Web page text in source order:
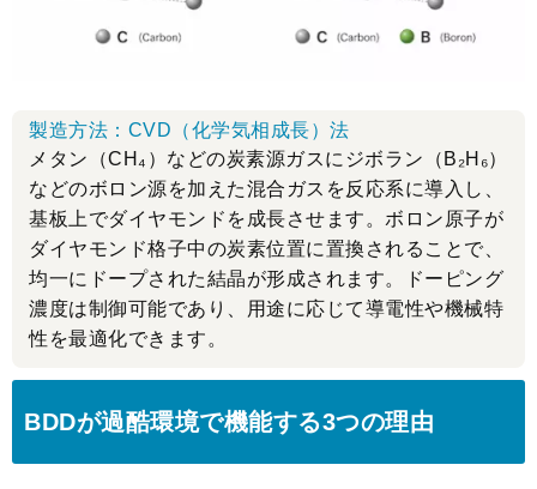
製造方法：CVD（化学気相成長）法
メタン（CH₄）などの炭素源ガスにジボラン（B₂H₆）
などのボロン源を加えた混合ガスを反応系に導入し、
基板上でダイヤモンドを成長させます。ボロン原子が
ダイヤモンド格子中の炭素位置に置換されることで、
均一にドープされた結晶が形成されます。ドーピング
濃度は制御可能であり、用途に応じて導電性や機械特
性を最適化できます。
BDDが過酷環境で機能する3つの理由